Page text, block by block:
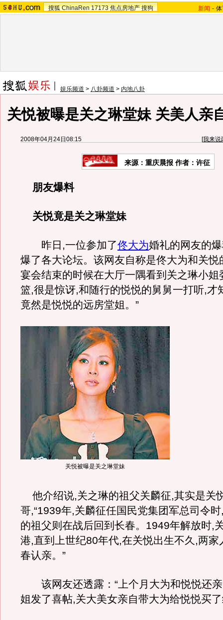
搜狐 ChinaRen 17173 焦点房地产 搜狗 新闻 -
娱乐频道 > 八卦频道 > 内地八卦
关悦被曝是关之琳堂妹 关美人亲
2008年04月24日08:15 [我来说
来源：重庆晨报 作者：许征
朋友爆料
关悦竟是关之琳堂妹
昨日,一位参加了佟大为婚礼的网友的
爆了各大论坛。该网友自称是佟大为和关悦
宴会结束的时候在大厅一隅看到关之琳小姐
篮,很是惊讶,和随行的悦悦的舅舅一打听,才
竟然是悦悦的远房堂姐。”
关悦被曝是关之琳堂妹
他介绍说,关之琳的祖父关麟征,其实是关
哥,“1939年,关麟征任国民党集团军总司令
的祖父则在战后回到长春。1949年解放时,
港,直到上世纪80年代,在关悦出生不久,两家
春认亲。”
该网友还透露：“上个月大为和悦悦还亲
姐发了喜帖,关大美女亲自带大为给悦悦买